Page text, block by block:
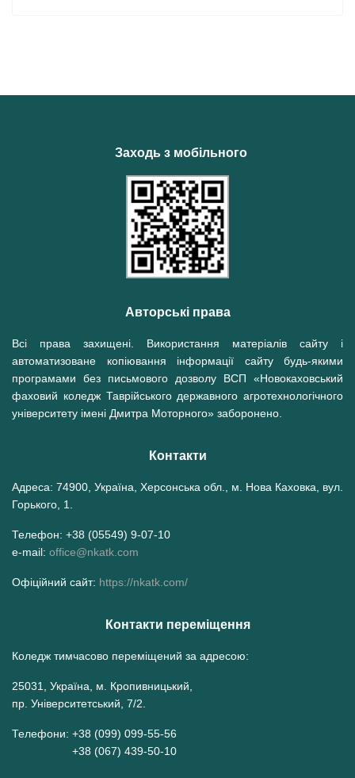
Заходь з мобільного
Авторські права
Всі права захищені. Використання матеріалів сайту і
автоматизоване копіювання інформації сайту будь-якими
програмами без письмового дозволу ВСП «Новокаховський
фаховий коледж Таврійського державного агротехнологічного
університету імені Дмитра Моторного» заборонено.
Контакти
Адреса: 74900, Україна, Херсонська обл., м. Нова Каховка, вул.
Горького, 1.
Телефон: +38 (05549) 9-07-10
e-mail: office@nkatk.com
Офіційний сайт: https://nkatk.com/
Контакти переміщення
Коледж тимчасово переміщений за адресою:
25031, Україна, м. Кропивницький,
пр. Університетський, 7/2.
Телефони: +38 (099) 099-55-56
+38 (067) 439-50-10